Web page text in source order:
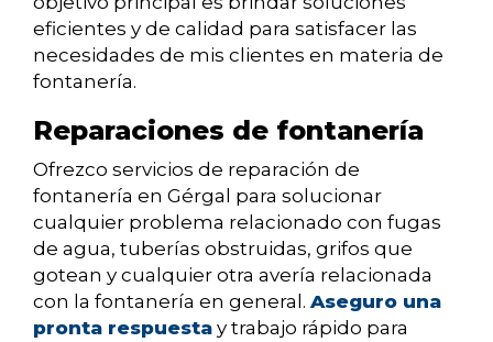
eficientes y de calidad para satisfacer las
necesidades de mis clientes en materia de
fontanería.
Reparaciones de fontanería
Ofrezco servicios de reparación de
fontanería en Gérgal para solucionar
cualquier problema relacionado con fugas
de agua, tuberías obstruidas, grifos que
gotean y cualquier otra avería relacionada
con la fontanería en general. Aseguro una
pronta respuesta y trabajo rápido para